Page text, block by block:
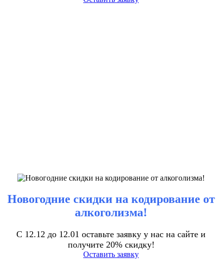
Новогодние скидки на кодирование от
алкоголизма!
С 12.12 до 12.01 оставьте заявку у нас на сайте и
получите 20% скидку!
Оставить заявку